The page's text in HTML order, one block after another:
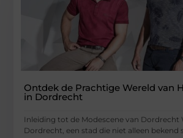
Ontdek de Prachtige Wereld van
in Dordrecht
Inleiding tot de Modescene van Dordrecht
Dordrecht, een stad die niet alleen bekend